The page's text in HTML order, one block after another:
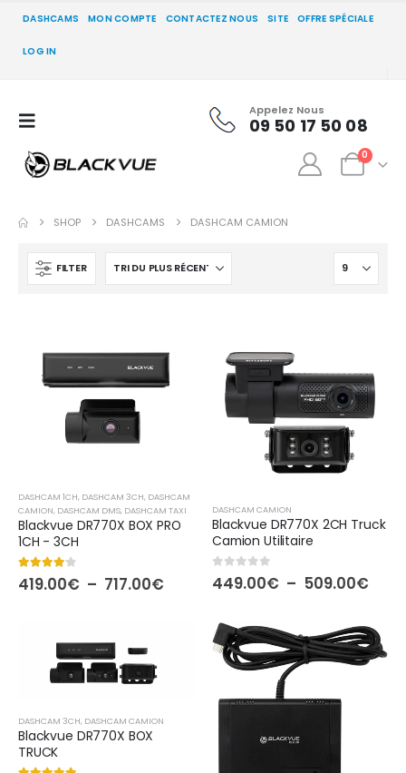
DASHCAMS MON COMPTE CONTACTEZ NOUS SITE OFFRE SPÉCIALE
LOG IN
Appelez Nous
09 50 17 50 08
0
SHOP DASHCAMS DASHCAM CAMION
FILTER
DASHCAM 1CH, DASHCAM 3CH, DASHCAM
CAMION, DASHCAM DMS, DASHCAM TAXI
Blackvue DR770X BOX PRO
1CH - 3CH
4.00out of 5
419.00€ – 717.00€
419.00€
717.00€
DASHCAM CAMION
Blackvue DR770X 2CH Truck
Camion Utilitaire
0out of 5
449.00€ – 509.00€
à
DASHCAM 3CH, DASHCAM CAMION
Blackvue DR770X BOX
TRUCK